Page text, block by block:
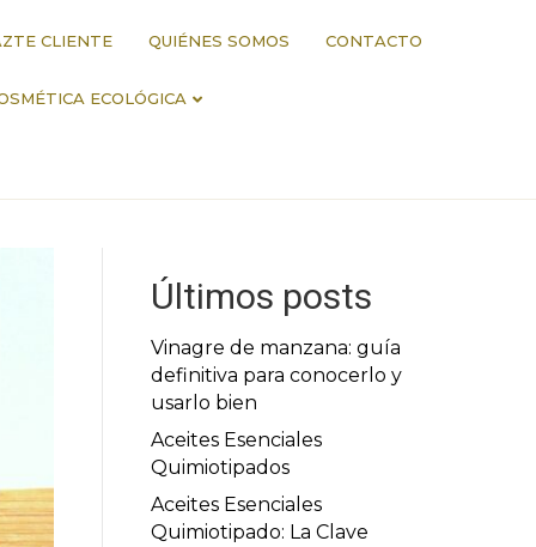
CLIENTE QUIÉNES SOMOS CONTACTO
ECOLÓGICA
Últimos posts
Vinagre de manzana: guía
definitiva para conocerlo y
usarlo bien
Aceites Esenciales
Quimiotipados
Aceites Esenciales
Quimiotipado: La Clave